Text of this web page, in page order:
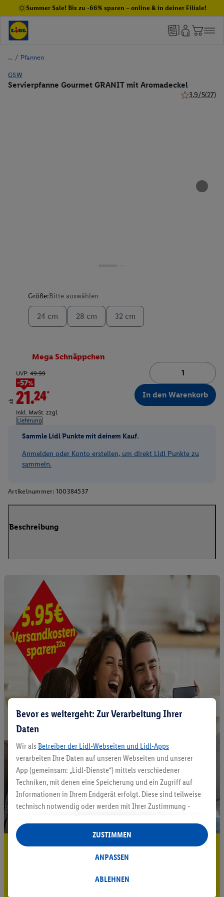
Summer Sale! Bis zu -66% sparen – online & in deiner Filiale!
/ Pfannen
GSW
Servierpfanne Gourmet GRANIT mit Aromadeckel
3.9/5(27)
Größe:Bitte auswählen
24 cm 28 cm 32 cm
Mega Schnäppchen
ab
UVP: 49.99
-57%
21.24*
inkl. MwSt. zzgl.
Lieferung
In den Warenkorb
Sammle Lidl Punkte mit deinem Kauf.
Anmelden oder Konto erstellen, um direkt Lidl Punkte zu
sammeln.
Artikelnummer: 100384537
Beschreibung
5.95 € Versand sparen³²ᵃ
Bevor es weitergeht: Zur Verarbeitung Ihrer
Daten
Wir als Betreiber der Lidl-Webseiten und Lidl-Apps
verarbeiten Ihre Daten auf unseren Webseiten und unserer
App (gemeinsam: „Lidl-Dienste“) mittels verschiedener
Techniken, mit denen eine Speicherung und ein Zugriff auf
Informationen in Ihrem Endgerät erfolgt. Diese sind teilweise
technisch notwendig oder werden mit Ihrer Zustimmung -
auch durch Partner (u.a.
Verantwortliche; im Zusammenhang mit dem IAB TCF
insgesamt
Statistik-Erstellung oder für personalisierte Werbung
Datenverarbeitungen für personalisierte Werbung werden
ABLEHNEN
ANPASSEN
ZUSTIMMEN